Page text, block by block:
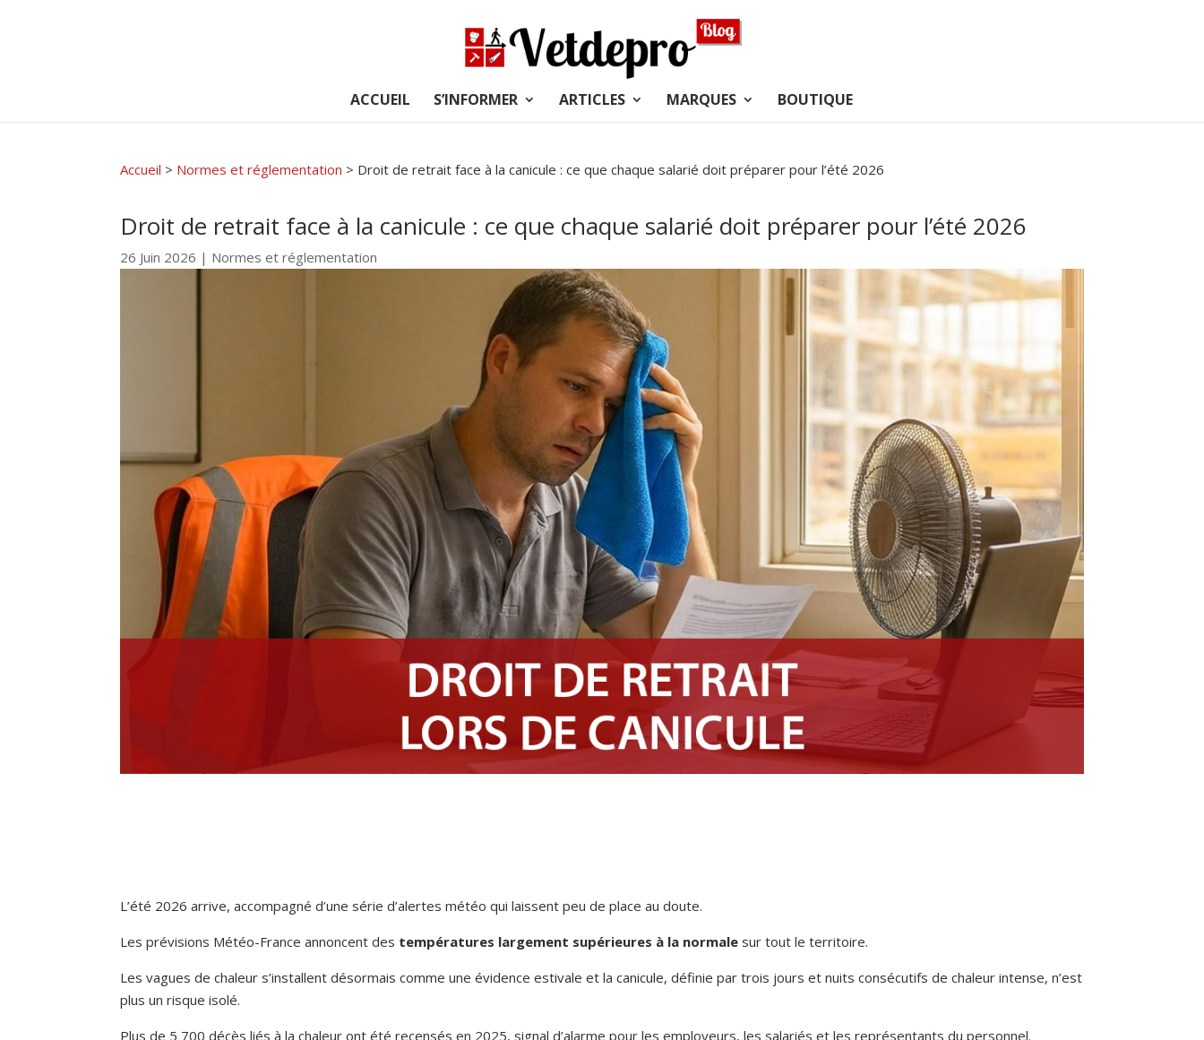
ACCUEIL S’INFORMER ARTICLES MARQUES BOUTIQUE
Accueil > Normes et réglementation > Droit de retrait face à la canicule : ce que chaque salarié doit préparer pour l’été 2026
Droit de retrait face à la canicule : ce que chaque salarié doit préparer pour l’été 2026
26 Juin 2026 | Normes et réglementation
L’été 2026 arrive, accompagné d’une série d’alertes météo qui laissent peu de place au doute.
Les prévisions Météo-France annoncent des températures largement supérieures à la normale sur tout le territoire.
Les vagues de chaleur s’installent désormais comme une évidence estivale et la canicule, définie par trois jours et nuits consécutifs de chaleur intense, n’est
plus un risque isolé.
Plus de 5 700 décès liés à la chaleur ont été recensés en 2025, signal d’alarme pour les employeurs, les salariés et les représentants du personnel.